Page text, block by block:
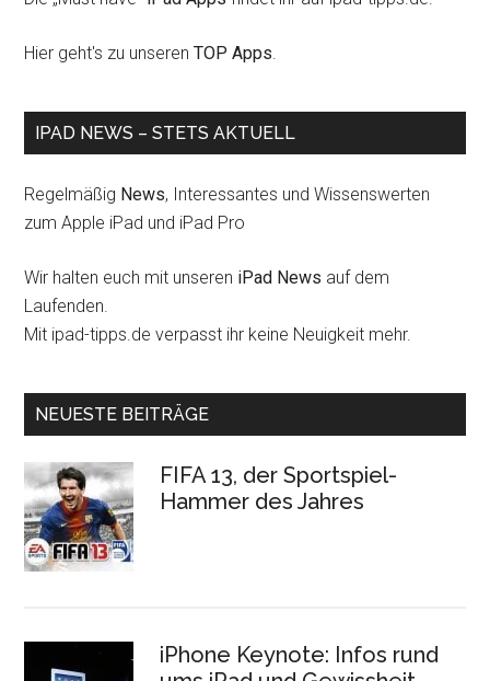
Hier geht's zu unserenTOP Apps.
IPAD NEWS – STETS AKTUELL
Regelmäßig News, Interessantes und Wissenswerten
zum Apple iPad und iPad Pro
Wir halten euch mit unseren iPad News auf dem
Laufenden.
Mit ipad-tipps.de verpasst ihr keine Neuigkeit mehr.
NEUESTE BEITRÄGE
FIFA 13, der Sportspiel-
Hammer des Jahres
iPhone Keynote: Infos rund